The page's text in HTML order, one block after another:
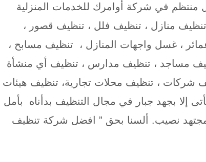
منتظم في شركة أوامرك للخدمات المنزلية
منازل ، تنظيف فلل ، تنظيف قصور ،
، غسل واجهات المنازل ، تنظيف مسابح ،
مساجد ، تنظيف مدارس ، تنظيف أي منشأة
شركات ، تنظيف محلات تجارية، تنظيف هيئات
إلا بجهد جبار في مجال التنظيف بدأناه بأمل
نصيب. ألسنا بحق ” افضل شركة تنظيف